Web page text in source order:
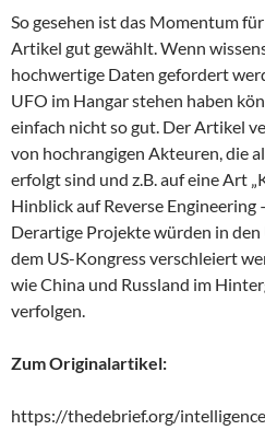
So gesehen ist das Momentum
Artikel gut gewählt. Wenn
hochwertige Daten gefordert
UFO im Hangar stehen haben
einfach nicht so gut. Der Artikel
von hochrangigen Akteuren, die
erfolgt sind und z.B. auf eine Art
Hinblick auf Reverse Engineering
Derartige Projekte würden in
dem US-Kongress verschleiert
wie China und Russland im
verfolgen.
Zum Originalartikel:
https://thedebrief.org/